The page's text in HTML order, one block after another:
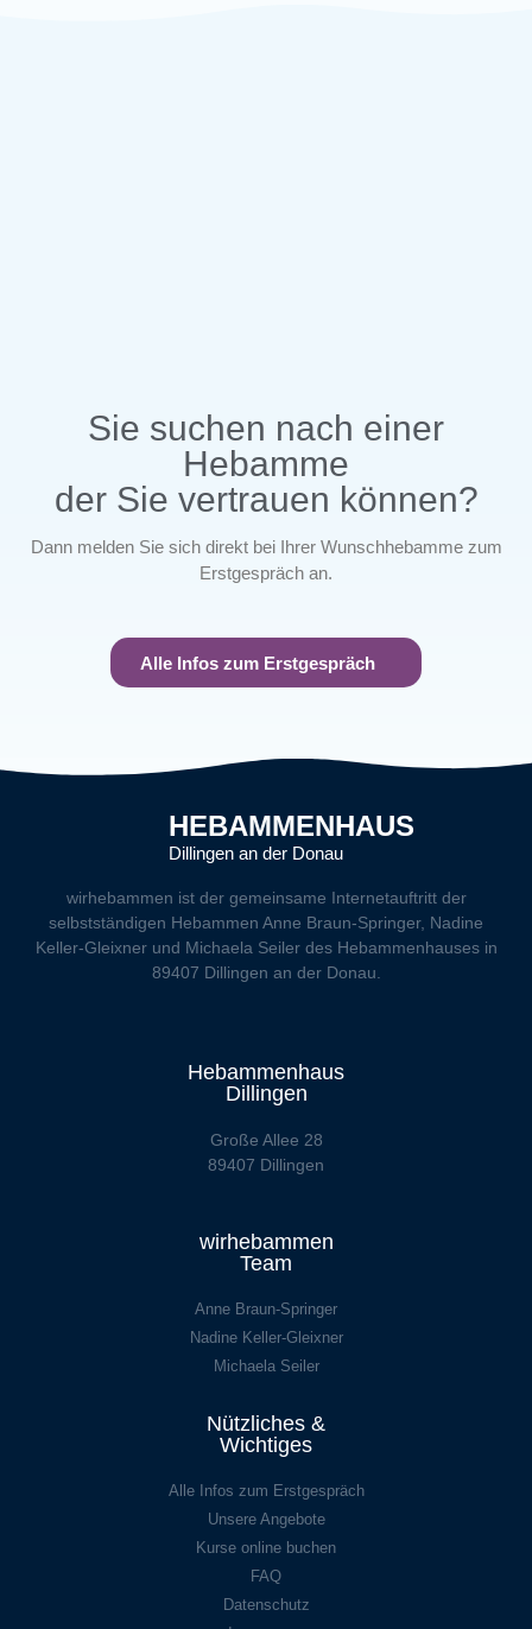
Sie suchen nach einer
Hebamme
der Sie vertrauen können?
Dann melden Sie sich direkt bei Ihrer Wunschhebamme zum
Erstgespräch an.
Alle Infos zum Erstgespräch
HEBAMMENHAUS
Dillingen an der Donau
wirhebammen ist der gemeinsame Internetauftritt der
selbstständigen Hebammen Anne Braun-Springer, Nadine
Keller-Gleixner und Michaela Seiler des Hebammenhauses in
89407 Dillingen an der Donau.
Hebammenhaus
Dillingen
Große Allee 28
89407 Dillingen
wirhebammen
Team
Anne Braun-Springer
Nadine Keller-Gleixner
Michaela Seiler
Nützliches &
Wichtiges
Alle Infos zum Erstgespräch
Unsere Angebote
Kurse online buchen
FAQ
Datenschutz